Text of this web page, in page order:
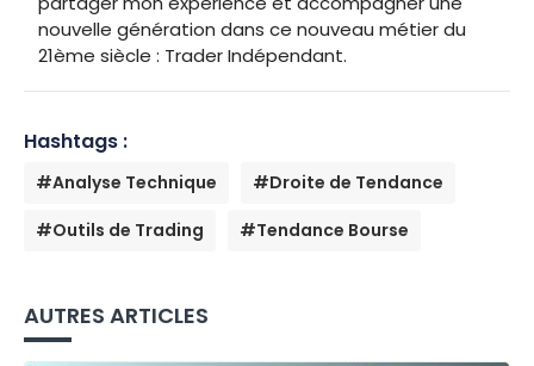
nouvelle génération dans ce nouveau métier du
21ème siècle : Trader Indépendant.
Hashtags :
#Analyse Technique
#Droite de Tendance
#Outils de Trading
#Tendance Bourse
AUTRES ARTICLES